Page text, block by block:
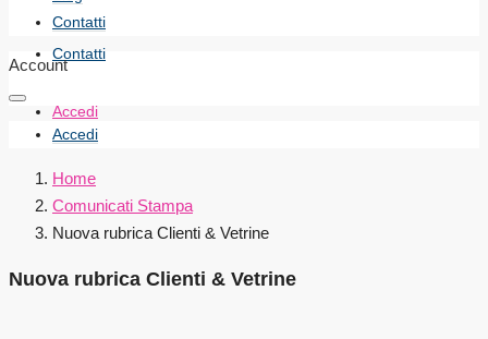
Contatti
Accedi
Contatti
Account
Accedi
Home
Comunicati Stampa
Nuova rubrica Clienti & Vetrine
Nuova rubrica Clienti & Vetrine